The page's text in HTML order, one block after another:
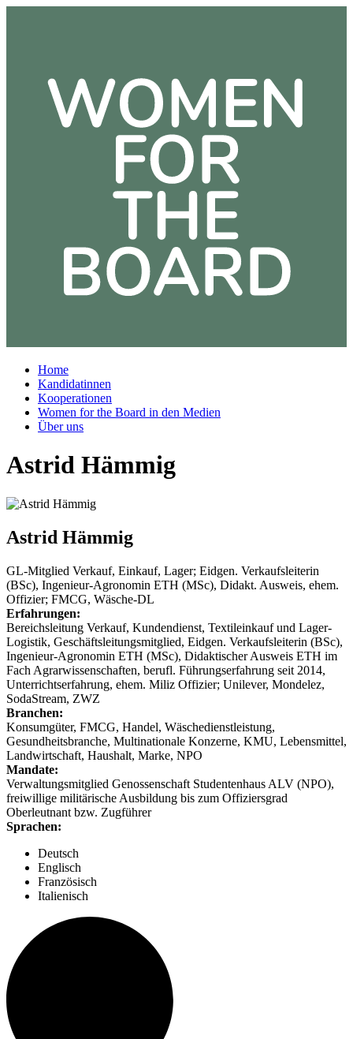
Home
Kandidatinnen
Kooperationen
Women for the Board in den Medien
Über uns
Astrid Hämmig
Astrid Hämmig
GL-Mitglied Verkauf, Einkauf, Lager; Eidgen. Verkaufsleiterin
(BSc), Ingenieur-Agronomin ETH (MSc), Didakt. Ausweis, ehem.
Offizier; FMCG, Wäsche-DL
Erfahrungen:
Bereichsleitung Verkauf, Kundendienst, Textileinkauf und Lager-
Logistik, Geschäftsleitungsmitglied, Eidgen. Verkaufsleiterin (BSc),
Ingenieur-Agronomin ETH (MSc), Didaktischer Ausweis ETH im
Fach Agrarwissenschaften, berufl. Führungserfahrung seit 2014,
Unterrichtserfahrung, ehem. Miliz Offizier; Unilever, Mondelez,
SodaStream, ZWZ
Branchen:
Konsumgüter, FMCG, Handel, Wäschedienstleistung,
Gesundheitsbranche, Multinationale Konzerne, KMU, Lebensmittel,
Landwirtschaft, Haushalt, Marke, NPO
Mandate:
Verwaltungsmitglied Genossenschaft Studentenhaus ALV (NPO),
freiwillige militärische Ausbildung bis zum Offiziersgrad
Oberleutnant bzw. Zugführer
Sprachen:
Deutsch
Englisch
Französisch
Italienisch